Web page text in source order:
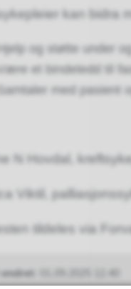
kan bidra
Hjelp og støtte under
Være et bindeledd til
Samtaler med pasient
N Hovdal,
Viktil,
tildeles via
endret